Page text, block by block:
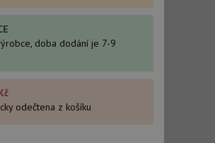
doba dodání je 7-9
odečtena z košíku